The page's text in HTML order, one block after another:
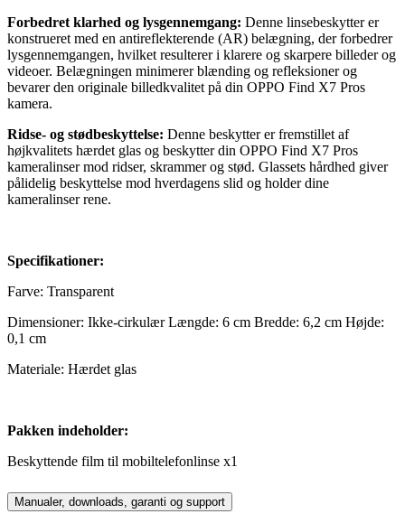
Forbedret klarhed og lysgennemgang: Denne linsebeskytter er
konstrueret med en antireflekterende (AR) belægning, der forbedrer
lysgennemgangen, hvilket resulterer i klarere og skarpere billeder og
videoer. Belægningen minimerer blænding og refleksioner og
bevarer den originale billedkvalitet på din OPPO Find X7 Pros
kamera.
Ridse- og stødbeskyttelse: Denne beskytter er fremstillet af
højkvalitets hærdet glas og beskytter din OPPO Find X7 Pros
kameralinser mod ridser, skrammer og stød. Glassets hårdhed giver
pålidelig beskyttelse mod hverdagens slid og holder dine
kameralinser rene.
Specifikationer:
Farve: Transparent
Dimensioner: Ikke-cirkulær Længde: 6 cm Bredde: 6,2 cm Højde:
0,1 cm
Materiale: Hærdet glas
Pakken indeholder:
Beskyttende film til mobiltelefonlinse x1
Manualer, downloads, garanti og support